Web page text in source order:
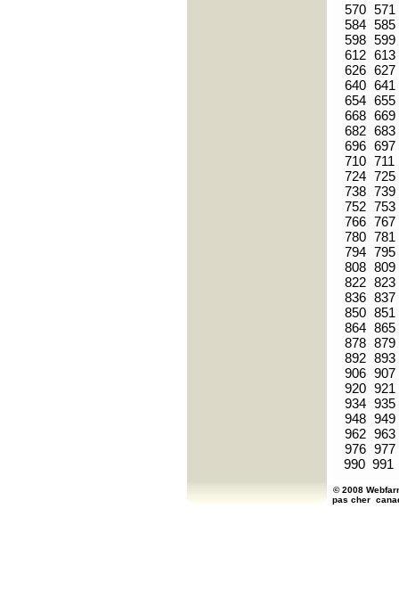
570 571
584 585
598 599
612 613
626 627
640 641
654 655
668 669
682 683
696 697
710 711
724 725
738 739
752 753
766 767
780 781
794 795
808 809
822 823
836 837
850 851
864 865
878 879
892 893
906 907
920 921
934 935
948 949
962 963
976 977
990 991
© 2008
pas cher